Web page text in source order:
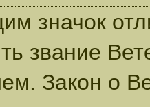
значок
звание
Закон о